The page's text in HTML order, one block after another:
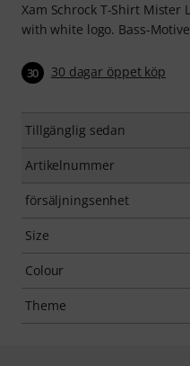
Xam Schrock T-Shirt Mister
with white logo. Bass-
30 30 dagar öppet köp
Tillgänglig sedan
Artikelnummer
försäljningsenhet
Size
Colour
Theme